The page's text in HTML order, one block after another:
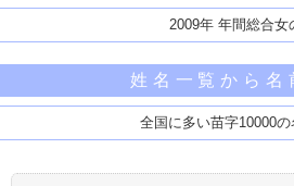
2009年 年間総合女
姓名一覧から名
全国に多い苗字10000の